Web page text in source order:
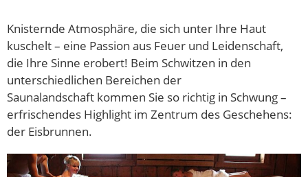
Knisternde Atmosphäre, die sich unter Ihre Haut
kuschelt – eine Passion aus Feuer und Leidenschaft,
die Ihre Sinne erobert! Beim Schwitzen in den
unterschiedlichen Bereichen der
Saunalandschaft kommen Sie so richtig in Schwung –
erfrischendes Highlight im Zentrum des Geschehens:
der Eisbrunnen.